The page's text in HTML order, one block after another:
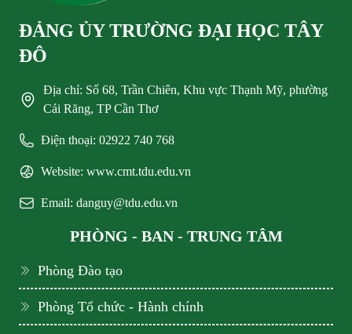
ĐẢNG ỦY TRƯỜNG ĐẠI HỌC TÂY
ĐÔ
Địa chỉ: Số 68, Trần Chiên, Khu vực Thạnh Mỹ, phường
Cái Răng, TP Cần Thơ
Điện thoại: 02922 740 768
Website: www.cmt.tdu.edu.vn
Email: danguy@tdu.edu.vn
PHÒNG - BAN - TRUNG TÂM
Phòng Đào tạo
Phòng Tổ chức - Hành chính